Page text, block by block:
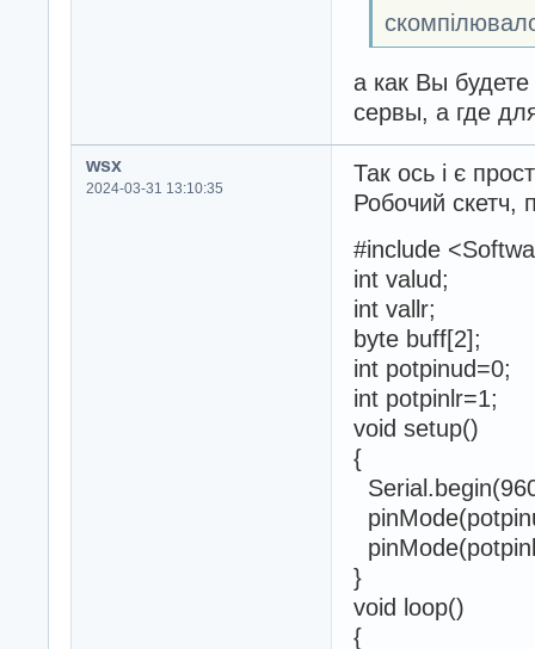
а как Вы
сервы, а где
wsx
2024-03-31 13:10:35
Так ось і є
Робочий скетч,
#include
int valud;
int vallr;
byte buff[2];
int potpinud=0;
int potpinlr=1;
void setup()
{
}
void loop()
{